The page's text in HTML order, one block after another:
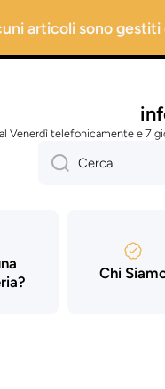
articoli sono
Venerdì telefonicamente e 7
Cerca
Chi